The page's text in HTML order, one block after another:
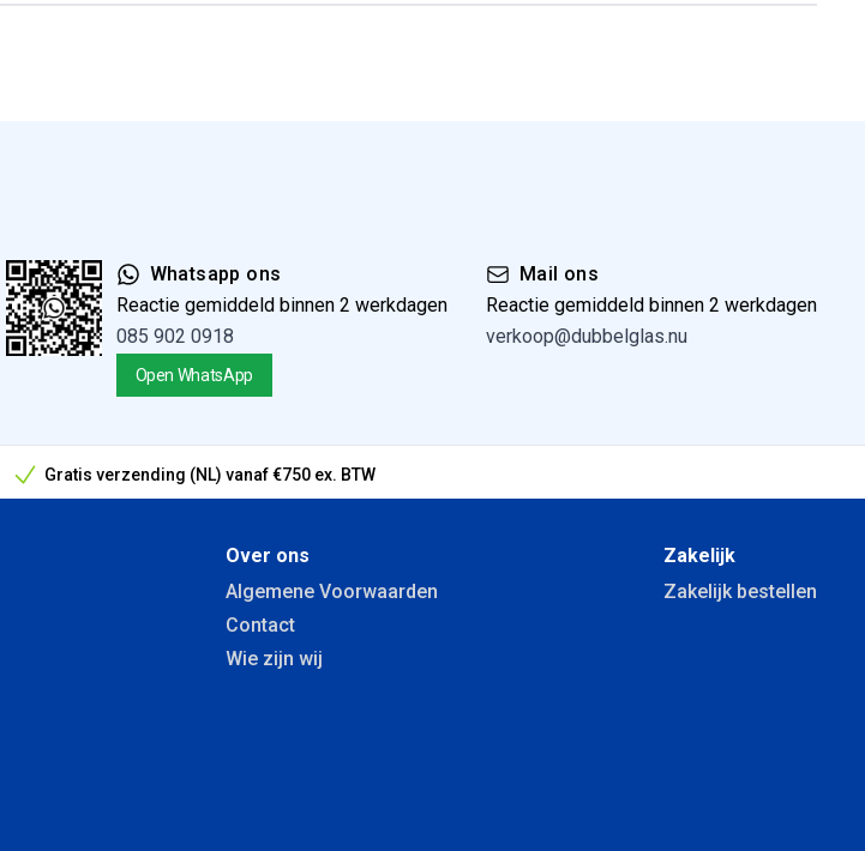
Whatsapp ons
Reactie gemiddeld binnen 2 werkdagen
085 902 0918
Open WhatsApp
Mail ons
Reactie gemiddeld binnen 2 werkdagen
verkoop@dubbelglas.nu
Gratis verzending (NL) vanaf €750 ex. BTW
Over ons
Algemene Voorwaarden
Contact
Wie zijn wij
Zakelijk
Zakelijk bestellen